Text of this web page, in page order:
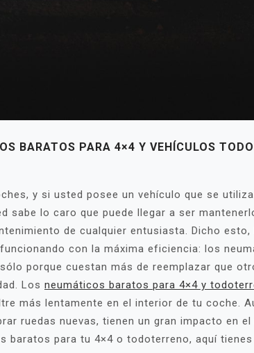
BARATOS PARA 4×4 Y VEHÍCULOS
y si usted posee un vehículo que se
lo caro que puede llegar a ser
de cualquier entusiasta. Dicho esto,
con la máxima eficiencia: los
porque cuestan más de reemplazar que
Los neumáticos baratos para 4×4 y
más lentamente en el interior de tu coche.
ruedas nuevas, tienen un gran impacto en
para tu 4×4 o todoterreno, aquí